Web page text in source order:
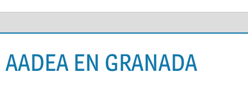
EN GRANADA